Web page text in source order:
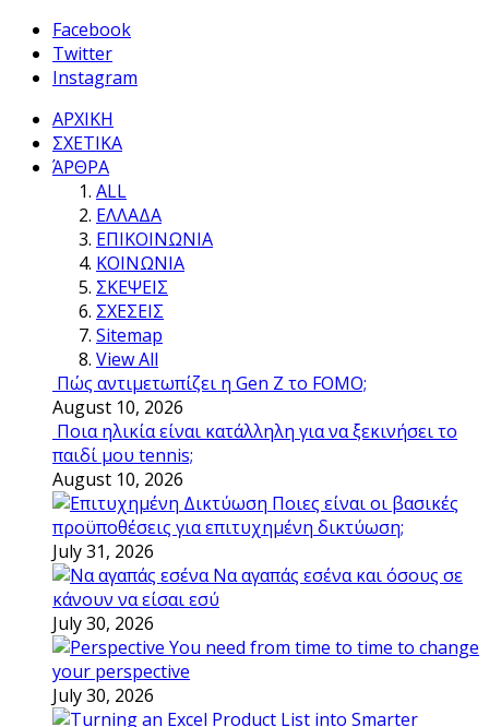
Facebook
Twitter
Instagram
ΑΡΧΙΚΗ
ΣΧΕΤΙΚΑ
ΆΡΘΡΑ
ALL
ΕΛΛΑΔΑ
ΕΠΙΚΟΙΝΩΝΙΑ
ΚΟΙΝΩΝΙΑ
ΣΚΕΨΕΙΣ
ΣΧΕΣΕΙΣ
Sitemap
View All
Πώς αντιμετωπίζει η Gen Z το FOMO;
August 10, 2026
Ποια ηλικία είναι κατάλληλη για να ξεκινήσει το
παιδί μου tennis;
August 10, 2026
Ποιες είναι οι βασικές
προϋποθέσεις για επιτυχημένη δικτύωση;
July 31, 2026
Να αγαπάς εσένα και όσους σε
κάνουν να είσαι εσύ
July 30, 2026
You need from time to time to change
your perspective
July 30, 2026